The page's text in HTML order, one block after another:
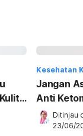
Kesehatan
Jangan
Anti
Ditinjau
23/06/